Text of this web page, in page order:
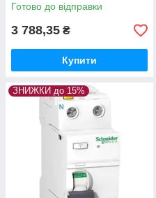
Готово до відправки
3 788,35 ₴
Купити
ЗНИЖКИ до 15%